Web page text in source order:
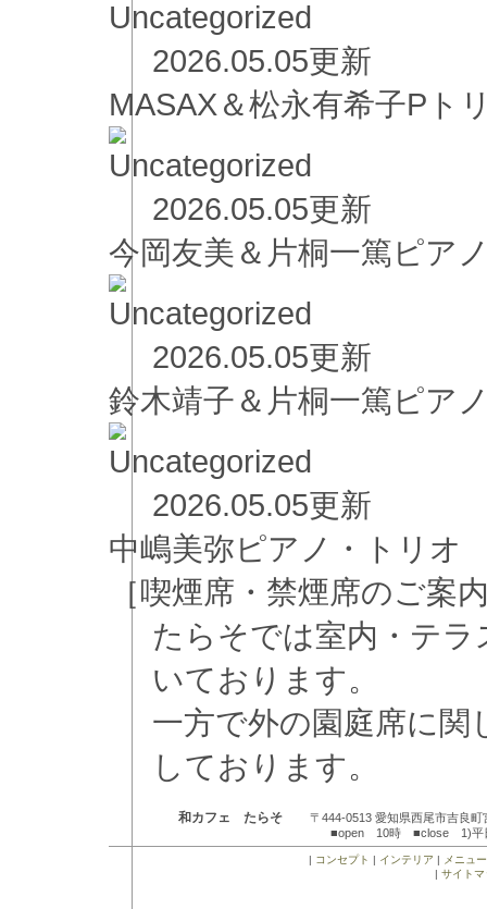
2026.05.05更新
MASAX＆松永有希子Pト
2026.05.05更新
今岡友美＆片桐一篤ピア
2026.05.05更新
鈴木靖子＆片桐一篤ピア
2026.05.05更新
中嶋美弥ピアノ・トリオ
［喫煙席・禁煙席のご案
たらそでは室内・テ
いております。
一方で外の園庭席に関
しております。
和カフェ たらそ
〒444-0513 愛知県西尾市吉良
■open 10時 ■close 1)平
| コンセプト | インテリア |
メニュー
| サイトマ